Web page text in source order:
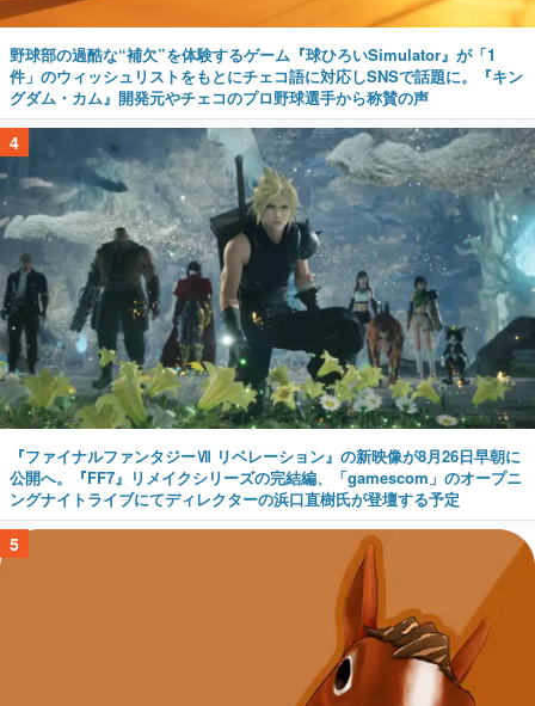
野球部の過酷な“補欠”を体験するゲーム『球ひろいSimulator』が「1
件」のウィッシュリストをもとにチェコ語に対応しSNSで話題に。『キン
グダム・カム』開発元やチェコのプロ野球選手から称賛の声
4
『ファイナルファンタジーⅦ リベレーション』の新映像が8月26日早朝に
公開へ。『FF7』リメイクシリーズの完結編、「gamescom」のオープニ
ングナイトライブにてディレクターの浜口直樹氏が登壇する予定
5